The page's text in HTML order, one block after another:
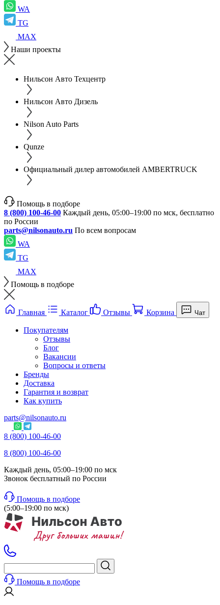
WA
TG
MAX
Наши проекты
Нильсон Авто Техцентр
Нильсон Авто Дизель
Nilson Auto Parts
Qunze
Официальный дилер автомобилей AMBERTRUCK
Помощь в подборе
8 (800) 100-46-00 Каждый день, 05:00–19:00 по мск, бесплатно
по России
parts@nilsonauto.ru По всем вопросам
WA
TG
MAX
Помощь в подборе
Главная Каталог Отзывы Корзина Чат
Покупателям
Отзывы
Блог
Вакансии
Вопросы и ответы
Бренды
Доставка
Гарантия и возврат
Как купить
parts@nilsonauto.ru
8 (800) 100-46-00
8 (800) 100-46-00
Каждый день, 05:00–19:00 по мск
Звонок бесплатный по России
Помощь в подборе
(5:00–19:00 по мск)
Помощь в подборе